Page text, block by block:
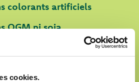
cookies.
colorants artificiels
OGM ni soja